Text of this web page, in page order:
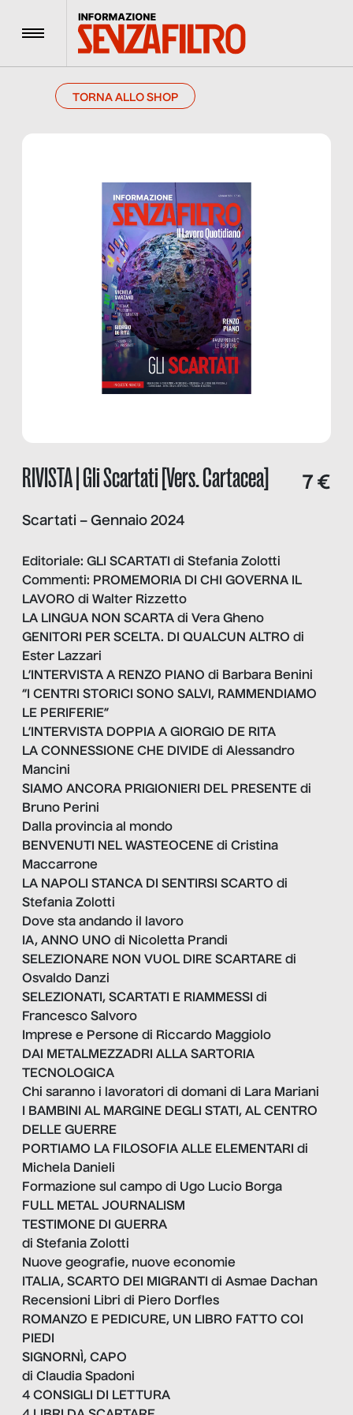
Menu
TORNA ALLO SHOP
RIVISTA | Gli Scartati [Vers. Cartacea] 7 €
Scartati – Gennaio 2024
Editoriale: GLI SCARTATI di Stefania Zolotti
Commenti: PROMEMORIA DI CHI GOVERNA IL
LAVORO di Walter Rizzetto
LA LINGUA NON SCARTA di Vera Gheno
GENITORI PER SCELTA. DI QUALCUN ALTRO di
Ester Lazzari
L’INTERVISTA A RENZO PIANO di Barbara Benini
“I CENTRI STORICI SONO SALVI, RAMMENDIAMO
LE PERIFERIE”
L’INTERVISTA DOPPIA A GIORGIO DE RITA
LA CONNESSIONE CHE DIVIDE di Alessandro
Mancini
SIAMO ANCORA PRIGIONIERI DEL PRESENTE di
Bruno Perini
Dalla provincia al mondo
BENVENUTI NEL WASTEOCENE di Cristina
Maccarrone
LA NAPOLI STANCA DI SENTIRSI SCARTO di
Stefania Zolotti
Dove sta andando il lavoro
IA, ANNO UNO di Nicoletta Prandi
SELEZIONARE NON VUOL DIRE SCARTARE di
Osvaldo Danzi
SELEZIONATI, SCARTATI E RIAMMESSI di
Francesco Salvoro
Imprese e Persone di Riccardo Maggiolo
DAI METALMEZZADRI ALLA SARTORIA
TECNOLOGICA
Chi saranno i lavoratori di domani di Lara Mariani
I BAMBINI AL MARGINE DEGLI STATI, AL CENTRO
DELLE GUERRE
PORTIAMO LA FILOSOFIA ALLE ELEMENTARI di
Michela Danieli
Formazione sul campo di Ugo Lucio Borga
FULL METAL JOURNALISM
TESTIMONE DI GUERRA
di Stefania Zolotti
Nuove geografie, nuove economie
ITALIA, SCARTO DEI MIGRANTI di Asmae Dachan
Recensioni Libri di Piero Dorfles
ROMANZO E PEDICURE, UN LIBRO FATTO COI
PIEDI
SIGNORNÌ, CAPO
di Claudia Spadoni
4 CONSIGLI DI LETTURA